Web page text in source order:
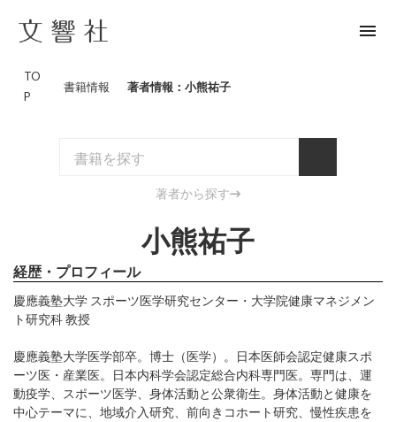
menu
TO
P
書籍情報 著者情報：小熊祐子
著者から探す
小熊祐子
経歴・プロフィール
慶應義塾大学 スポーツ医学研究センター・大学院健康マネジメン
ト研究科 教授
慶應義塾大学医学部卒。博士（医学）。日本医師会認定健康スポ
ーツ医・産業医。日本内科学会認定総合内科専門医。専門は、運
動疫学、スポーツ医学、身体活動と公衆衛生。身体活動と健康を
中心テーマに、地域介入研究、前向きコホート研究、慢性疾患を